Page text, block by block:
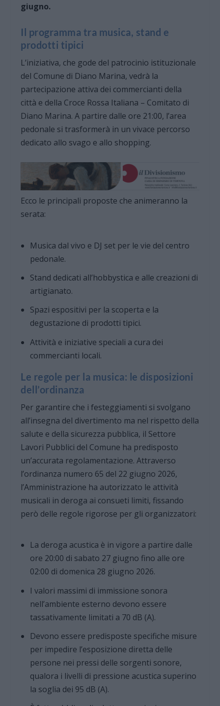
giugno.
Il programma tra musica, stand e
prodotti tipici
L’iniziativa, che gode del patrocinio istituzionale
del Comune di Diano Marina, vedrà la
partecipazione attiva dei commercianti della
città e della Croce Rossa Italiana – Comitato di
Diano Marina. A partire dalle ore 21:00, l’area
pedonale si trasformerà in un vivace percorso
dedicato allo svago e allo shopping.
Ecco le principali proposte che animeranno la
serata:
Musica dal vivo e DJ set per le vie del centro
pedonale.
Stand dedicati all’hobbystica e alle creazioni di
artigianato.
Spazi espositivi per la scoperta e la
degustazione di prodotti tipici.
Attività e iniziative speciali a cura dei
commercianti locali.
Le regole per la musica: le disposizioni
dell’ordinanza
Per garantire che i festeggiamenti si svolgano
all’insegna del divertimento ma nel rispetto della
salute e della sicurezza pubblica, il Settore
Lavori Pubblici del Comune ha predisposto
un’accurata regolamentazione. Attraverso
l’ordinanza numero 65 del 22 giugno 2026,
l’Amministrazione ha autorizzato le attività
musicali in deroga ai consueti limiti, fissando
però delle regole rigorose per gli organizzatori:
La deroga acustica è in vigore a partire dalle
ore 20:00 di sabato 27 giugno fino alle ore
02:00 di domenica 28 giugno 2026.
I valori massimi di immissione sonora
nell’ambiente esterno devono essere
tassativamente limitati a 70 dB (A).
Devono essere predisposte specifiche misure
per impedire l’esposizione diretta delle
persone nei pressi delle sorgenti sonore,
qualora i livelli di pressione acustica superino
la soglia dei 95 dB (A).